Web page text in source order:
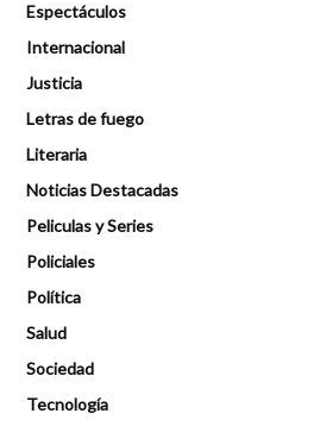
Espectáculos
Internacional
Justicia
Letras de fuego
Literaria
Noticias Destacadas
Peliculas y Series
Policiales
Política
Salud
Sociedad
Tecnología